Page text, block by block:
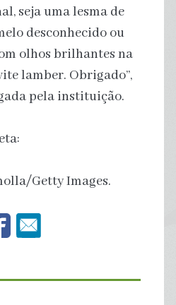
seja uma lesma de
desconhecido ou
olhos brilhantes na
lamber. Obrigado”,
pela instituição.
Getty Images.